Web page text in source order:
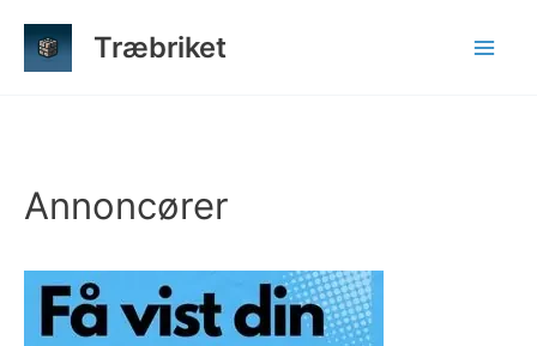
Træbriket
Annoncører